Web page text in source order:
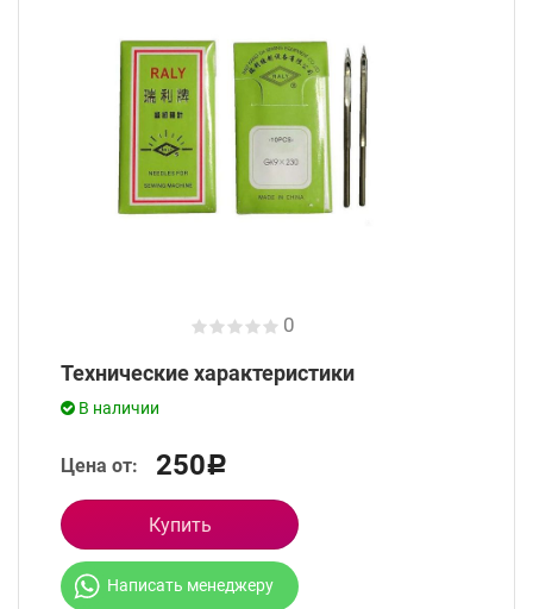
0
Технические характеристики
В наличии
Цена от: 250Р
Купить
Написать менеджеру